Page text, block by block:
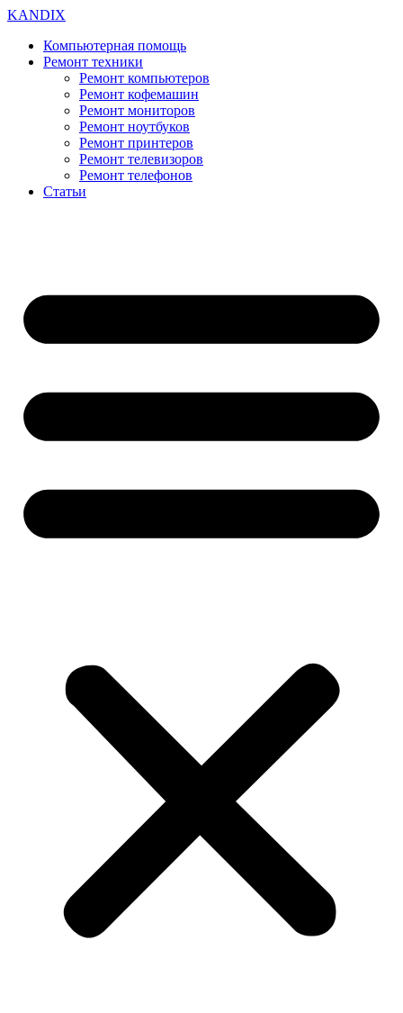
KANDIX
Компьютерная помощь
Ремонт техники
Ремонт компьютеров
Ремонт кофемашин
Ремонт мониторов
Ремонт ноутбуков
Ремонт принтеров
Ремонт телевизоров
Ремонт телефонов
Статьи